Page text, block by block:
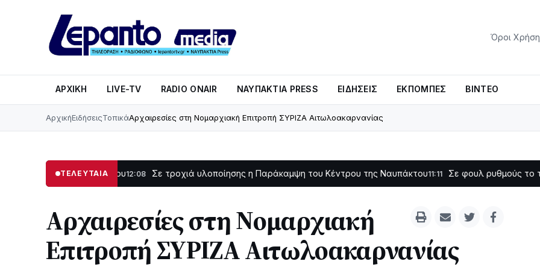
Όροι
ΑΡΧΙΚΉ LIVE-TV RADIO ONAIR ΝΑΥΠΑΚΤΊΑ PRESS ΕΙΔΉΣΕΙΣ ΕΚΠΟΜΠΈΣ ΒΊΝΤΕΟ
ΑρχικήΕιδήσειςΤοπικάΑρχαιρεσίες στη Νομαρχιακή Επιτροπή ΣΥΡΙΖΑ Αιτωλοακαρνανίας
ΤΕΛΕΥΤΑΙΑ
Ναυπάκτου12:08 Σε τροχιά υλοποίησης η Παράκαμψη του Κέντρου της Ναυπάκτου 11:11 Σε φουλ ρυθμούς το τμήμα
Αρχαιρεσίες στη Νομαρχιακή
Επιτροπή ΣΥΡΙΖΑ Αιτωλοακαρνανίας